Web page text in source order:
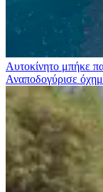
Αυτοκίνητο μπήκε
Αναποδογύρισε